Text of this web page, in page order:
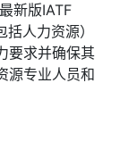
新版IATF
人力资源）
要求并确保其
源专业人员和